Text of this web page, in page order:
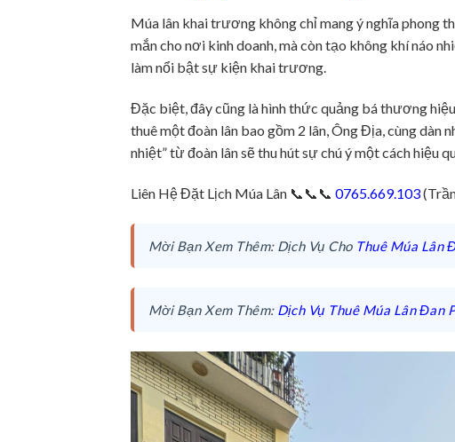
Múa lân khai trương không chỉ mang ý nghĩa phong
mắn cho nơi kinh doanh, mà còn tạo không khí náo
làm nổi bật sự kiện khai trương.
Đặc biệt, đây cũng là hình thức quảng bá thương
thuê một đoàn lân bao gồm 2 lân, Ông Địa, cùng dàn
nhiệt” từ đoàn lân sẽ thu hút sự chú ý một cách hiệu
Liên Hệ Đặt Lịch Múa Lân 📞📞📞 0765.669.103
Mời Bạn Xem Thêm: Dịch Vụ Cho Thuê Múa Lân
Mời Bạn Xem Thêm: Dịch Vụ Thuê Múa Lân Đan